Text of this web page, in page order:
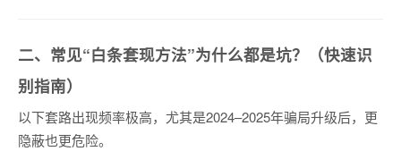
二、常见“白条套现方法”为什么都是坑？（快速识
别指南）
以下套路出现频率极高，尤其是2024–2025年骗局升级后，更
隐蔽也更危险。